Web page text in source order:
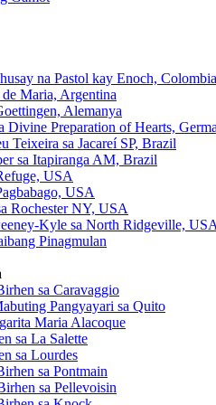
na Pastol kay Enoch, Colombia
Maria, Argentina
Alemanya
Divine Preparation of Hearts,
Teixeira sa Jacareí SP, Brazil
sa Itapiranga AM, Brazil
USA
USA
Rochester NY, USA
Kyle sa North Ridgeville, USA
Pinagmulan
sa Caravaggio
Pangyayari sa Quito
Maria Alacoque
sa La Salette
sa Lourdes
sa Pontmain
sa Pellevoisin